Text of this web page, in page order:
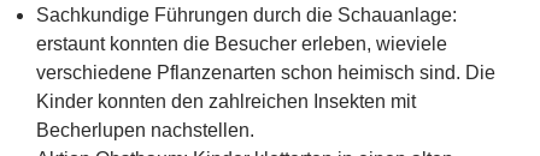
Sachkundige Führungen durch die Schauanlage:
erstaunt konnten die Besucher erleben, wieviele
verschiedene Pflanzenarten schon heimisch sind. Die
Kinder konnten den zahlreichen Insekten mit
Becherlupen nachstellen.